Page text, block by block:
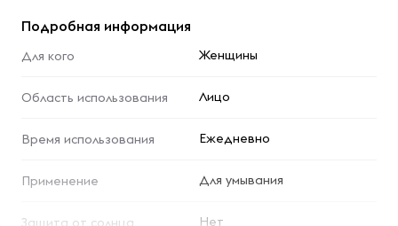
Подробная информация
Для кого Женщины
Область использования Лицо
Время использования Ежедневно
Применение Для умывания
Защита от солнца Нет